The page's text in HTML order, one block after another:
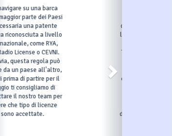
Il deposito cauzionale è
rimborsabile e lo riceverai
dopo il check-out (dopo che
la barca è stata ispezionata
per eventuali danni).
Tuttavia, se causi un danno
sei responsabile della
quantità di deposito
cauzionale (non può essere
superato) e se il danno è
inferiore, il resto ti verrà
restituito. Il prezzo del
deposito dipende dal prezzo